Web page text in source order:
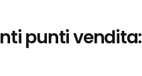
punti vendita: